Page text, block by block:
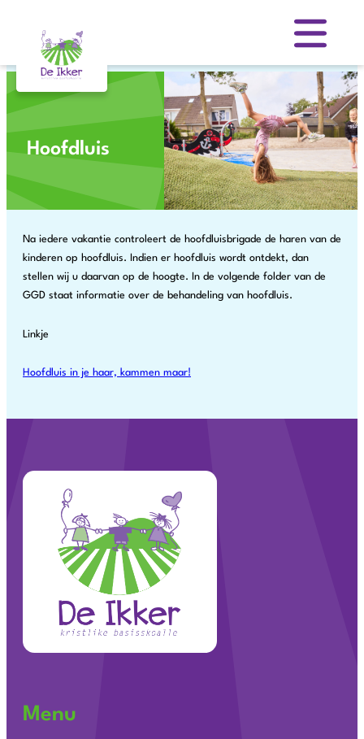
Hoofdluis
Na iedere vakantie controleert de hoofdluisbrigade de haren van de
kinderen op hoofdluis. Indien er hoofdluis wordt ontdekt, dan
stellen wij u daarvan op de hoogte. In de volgende folder van de
GGD staat informatie over de behandeling van hoofdluis.
Linkje
Hoofdluis in je haar, kammen maar!
Menu